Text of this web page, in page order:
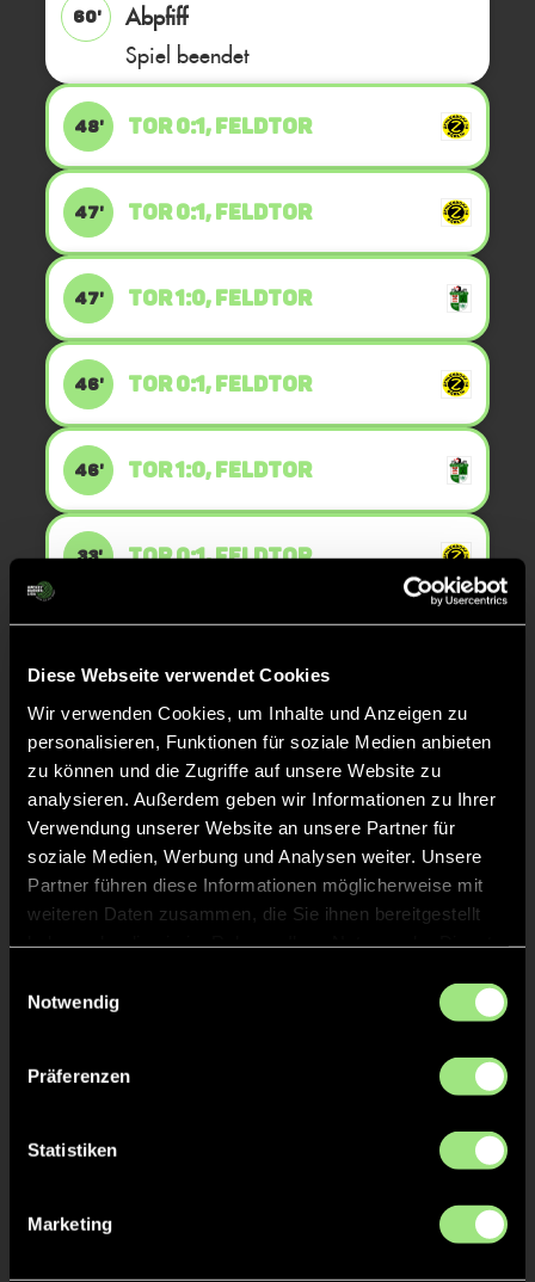
Diese Webseite verwendet Cookies
Wir verwenden Cookies, um Inhalte und Anzeigen zu
personalisieren, Funktionen für soziale Medien anbieten
zu können und die Zugriffe auf unsere Website zu
analysieren. Außerdem geben wir Informationen zu Ihrer
Verwendung unserer Website an unsere Partner für
soziale Medien, Werbung und Analysen weiter. Unsere
Partner führen diese Informationen möglicherweise mit
weiteren Daten zusammen, die Sie ihnen bereitgestellt
Notwendig
Präferenzen
Statistiken
Marketing
60'
Abpfiff
Spiel beendet
48' TOR 0:1, FELDTOR
47' TOR 0:1, FELDTOR
47' TOR 1:0, FELDTOR
46' TOR 0:1, FELDTOR
46' TOR 1:0, FELDTOR
33' TOR 0:1, FELDTOR
TOR 0:1, FELDTOR
TOR 1:0, FELDTOR
TOR 0:1, FELDTOR
17' TOR 1:0, FELDTOR
16'